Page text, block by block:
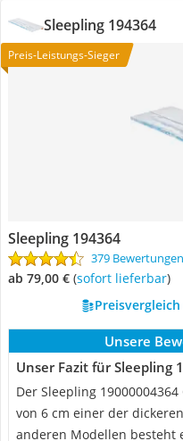
Sleepling 194364
Preis-Leistungs-Sieger
Sleepling 194364
379 Bewertungen
ab 79,00 € ( Sofort lieferbar)
Unsere
Unser Fazit für Sleepling
Der Sleepling
von 6 cm einer der
anderen Modellen besteht